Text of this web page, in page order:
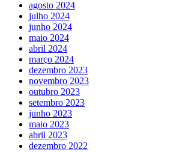
agosto 2024
julho 2024
junho 2024
maio 2024
abril 2024
março 2024
dezembro 2023
novembro 2023
outubro 2023
setembro 2023
junho 2023
maio 2023
abril 2023
dezembro 2022